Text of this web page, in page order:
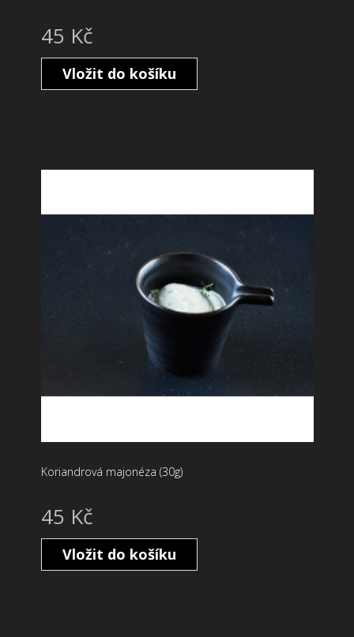
45 Kč
Vložit do košíku
Koriandrová majonéza (30g)
45 Kč
Vložit do košíku